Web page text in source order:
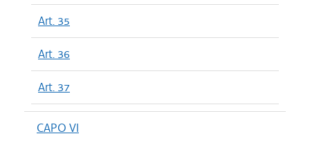
Art. 35
Art. 36
Art. 37
CAPO VI